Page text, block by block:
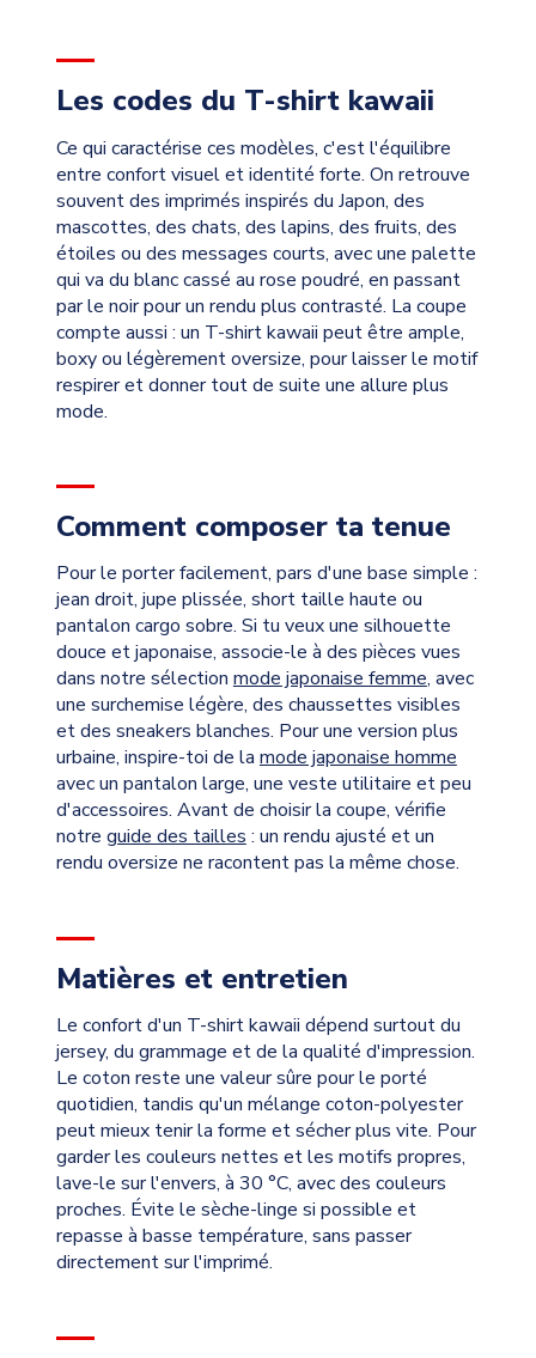
Les codes du T-shirt kawaii
Ce qui caractérise ces modèles, c'est l'équilibre
entre confort visuel et identité forte. On retrouve
souvent des imprimés inspirés du Japon, des
mascottes, des chats, des lapins, des fruits, des
étoiles ou des messages courts, avec une palette
qui va du blanc cassé au rose poudré, en passant
par le noir pour un rendu plus contrasté. La coupe
compte aussi : un T-shirt kawaii peut être ample,
boxy ou légèrement oversize, pour laisser le motif
respirer et donner tout de suite une allure plus
mode.
Comment composer ta tenue
Pour le porter facilement, pars d'une base simple :
jean droit, jupe plissée, short taille haute ou
pantalon cargo sobre. Si tu veux une silhouette
douce et japonaise, associe-le à des pièces vues
dans notre sélectionmode japonaise femme, avec
une surchemise légère, des chaussettes visibles
et des sneakers blanches. Pour une version plus
urbaine, inspire-toi de lamode japonaise homme
avec un pantalon large, une veste utilitaire et peu
d'accessoires. Avant de choisir la coupe, vérifie
notre guide des tailles: un rendu ajusté et un
rendu oversize ne racontent pas la même chose.
Matières et entretien
Le confort d'un T-shirt kawaii dépend surtout du
jersey, du grammage et de la qualité d'impression.
Le coton reste une valeur sûre pour le porté
quotidien, tandis qu'un mélange coton-polyester
peut mieux tenir la forme et sécher plus vite. Pour
garder les couleurs nettes et les motifs propres,
lave-le sur l'envers, à 30 °C, avec des couleurs
proches. Évite le sèche-linge si possible et
repasse à basse température, sans passer
directement sur l'imprimé.